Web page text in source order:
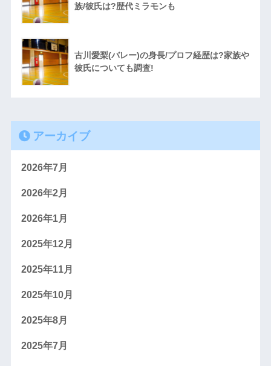
族/彼氏は?歴代ミラモンも
古川愛梨(バレー)の身長/プロフ経歴は?家族や
彼氏についても調査!
アーカイブ
2026年7月
2026年2月
2026年1月
2025年12月
2025年11月
2025年10月
2025年8月
2025年7月